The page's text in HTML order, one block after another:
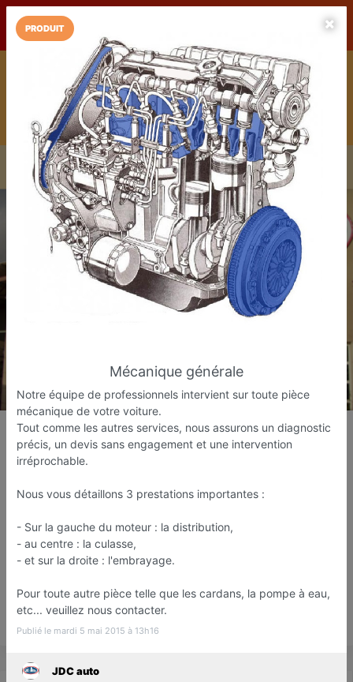
LaCarte Play Store
Installez l'App LaCarte
Téléchargez gratuitement l'app LaCarte pour suivre vos
commerces favoris et ne rien rater !
Télécharger Plus tard
JDC auto
Garage
Ouvre Lundi prochain dès 08:00
PRODUIT
Mécanique générale
Notre équipe de professionnels intervient sur toute pièce
mécanique de votre voiture.
Tout comme les autres services, nous assurons un diagnostic
précis, un devis sans engagement et une intervention
irréprochable.
Nous vous détaillons 3 prestations importantes :
- Sur la gauche du moteur : la distribution,
- au centre : la culasse,
- et sur la droite : l'embrayage.
Pour toute autre pièce telle que les cardans, la pompe à eau,
etc... veuillez nous contacter.
Publié le mardi 5 mai 2015 à 13h16
JDC auto